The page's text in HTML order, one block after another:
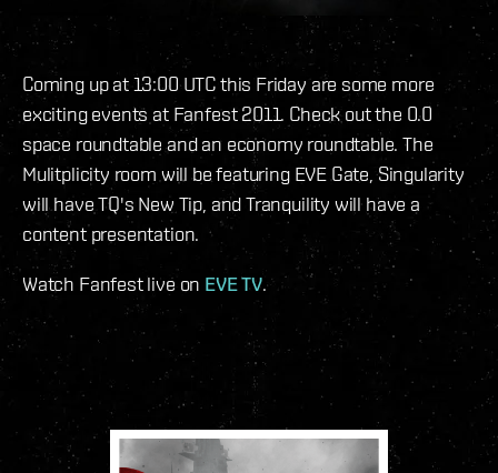
Coming up at 13:00 UTC this Friday are some more
exciting events at Fanfest 2011. Check out the 0.0
space roundtable and an economy roundtable. The
Mulitplicity room will be featuring EVE Gate, Singularity
will have TQ's New Tip, and Tranquility will have a
content presentation.
Watch Fanfest live on EVE TV.